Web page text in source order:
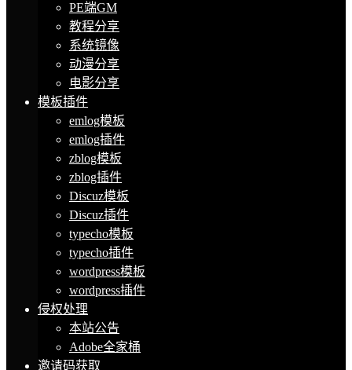
PE端GM
教程分享
系统镜像
动漫分享
电影分享
模板插件
emlog模板
emlog插件
zblog模板
zblog插件
Discuz模板
Discuz插件
typecho模板
typecho插件
wordpress模板
wordpress插件
侵权处理
本站公告
Adobe全家桶
邀请码获取